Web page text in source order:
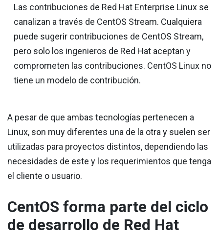
Las contribuciones de Red Hat Enterprise Linux se
canalizan a través de CentOS Stream. Cualquiera
puede sugerir contribuciones de CentOS Stream,
pero solo los ingenieros de Red Hat aceptan y
comprometen las contribuciones. CentOS Linux no
tiene un modelo de contribución.
A pesar de que ambas tecnologías pertenecen a
Linux, son muy diferentes una de la otra y suelen ser
utilizadas para proyectos distintos, dependiendo las
necesidades de este y los requerimientos que tenga
el cliente o usuario.
CentOS forma parte del ciclo
de desarrollo de Red Hat